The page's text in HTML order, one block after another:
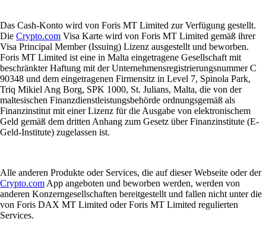
Das Cash-Konto wird von Foris MT Limited zur Verfügung gestellt.
Die Crypto.com Visa Karte wird von Foris MT Limited gemäß ihrer
Visa Principal Member (Issuing) Lizenz ausgestellt und beworben.
Foris MT Limited ist eine in Malta eingetragene Gesellschaft mit
beschränkter Haftung mit der Unternehmensregistrierungsnummer C
90348 und dem eingetragenen Firmensitz in Level 7, Spinola Park,
Triq Mikiel Ang Borg, SPK 1000, St. Julians, Malta, die von der
maltesischen Finanzdienstleistungsbehörde ordnungsgemäß als
Finanzinstitut mit einer Lizenz für die Ausgabe von elektronischem
Geld gemäß dem dritten Anhang zum Gesetz über Finanzinstitute (E-
Geld-Institute) zugelassen ist.
Alle anderen Produkte oder Services, die auf dieser Webseite oder der
Crypto.com App angeboten und beworben werden, werden von
anderen Konzerngesellschaften bereitgestellt und fallen nicht unter die
von Foris DAX MT Limited oder Foris MT Limited regulierten
Services.